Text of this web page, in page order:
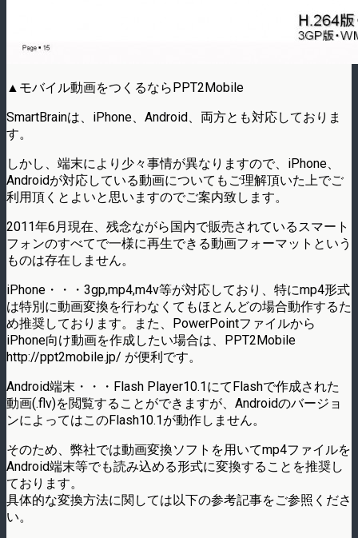
▲モバイル動画をつくるならPPT2Mobile
SmartBrainは、iPhone、Android、両方とも対応しておりま
す。
しかし、端末により少々事情が異なりますので、iPhone、
Androidが対応している動画についてもご理解頂いた上でご
利用頂くとよいと思いますのでご案内致します。
2011年6月現在、残念ながら国内で販売されているスマート
フォンのすべてで一様に再生できる動画フォーマットという
ものは存在しません。
iPhone・・・3gp,mp4,m4v等が対応しており、特にmp4形式
は特別に動画変換を行わなくてもほとんどの場合動作するた
め推奨しております。また、PowerPointファイルから
iPhone向け動画を作成したい場合は、PPT2Mobile
http://ppt2mobile.jp/ が便利です。
Android端末・・・Flash Player10.1にてFlashで作成された
動画(.flv)を閲覧することができますが、Androidのバージョ
ンによってはこのFlash10.1が動作しません。
そのため、弊社では動画変換ソフトを用いてmp4ファイルを
Android端末等でも読み込める形式に変換することを推奨し
ております。
具体的な変換方法に関しては以下の参考記事をご参照くださ
い。